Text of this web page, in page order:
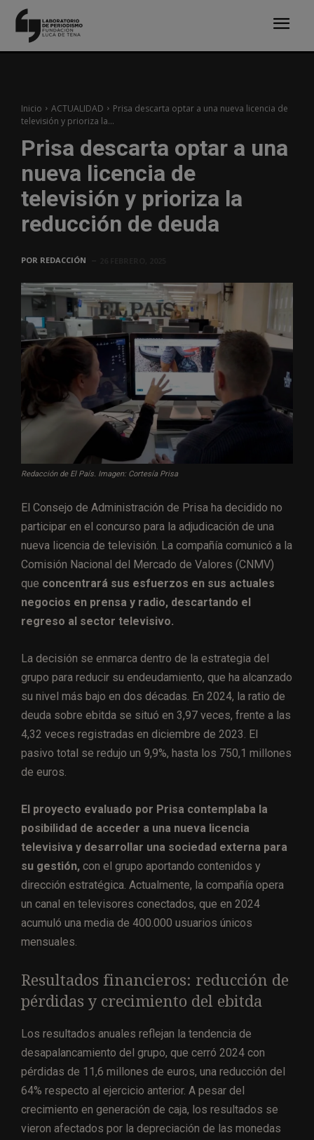
Inicio ACTUALIDAD
Prisa descarta optar a una nueva licencia de
televisión y prioriza la...
Prisa descarta optar a una
nueva licencia de
televisión y prioriza la
reducción de deuda
POR REDACCIÓN
Redacción de El País. Imagen: Cortesía Prisa
El Consejo de Administración de Prisa ha decidido no
participar en el concurso para la adjudicación de una
nueva licencia de televisión. La compañía comunicó a la
Comisión Nacional del Mercado de Valores (CNMV)
que concentrará sus esfuerzos en sus actuales
negocios en prensa y radio, descartando el
regreso al sector televisivo.
La decisión se enmarca dentro de la estrategia del
grupo para reducir su endeudamiento, que ha alcanzado
su nivel más bajo en dos décadas. En 2024, la ratio de
deuda sobre ebitda se situó en 3,97 veces, frente a las
4,32 veces registradas en diciembre de 2023. El
pasivo total se redujo un 9,9%, hasta los 750,1 millones
de euros.
El proyecto evaluado por Prisa contemplaba la
posibilidad de acceder a una nueva licencia
televisiva y desarrollar una sociedad externa para
su gestión, con el grupo aportando contenidos y
dirección estratégica. Actualmente, la compañía opera
un canal en televisores conectados, que en 2024
acumuló una media de 400.000 usuarios únicos
mensuales.
Resultados financieros: reducción de
pérdidas y crecimiento del ebitda
Los resultados anuales reflejan la tendencia de
desapalancamiento del grupo, que cerró 2024 con
pérdidas de 11,6 millones de euros, una reducción del
64% respecto al ejercicio anterior. A pesar del
crecimiento en generación de caja, los resultados se
vieron afectados por la depreciación de las monedas